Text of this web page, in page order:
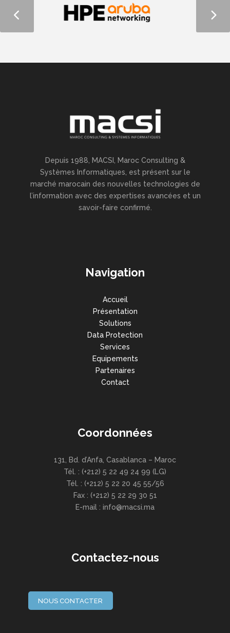
Depuis 1988, MACSI, Maroc Consulting &
Systèmes Informatiques, est présent sur le
marché marocain des nouvelles technologies de
l’information avec des expertises avancées et un
savoir-faire confirmé.
Navigation
Accueil
Présentation
Solutions
Data Protection
Services
Equipements
Partenaires
Contact
Coordonnées
131, Bd. d’Anfa, Casablanca – Maroc
Tél. : (+212) 5 22 49 24 99 (LG)
Tél. : (+212) 5 22 20 45 55/56
Fax : (+212) 5 22 29 30 51
E-mail : info@macsi.ma
Contactez-nous
NOUS CONTACTER